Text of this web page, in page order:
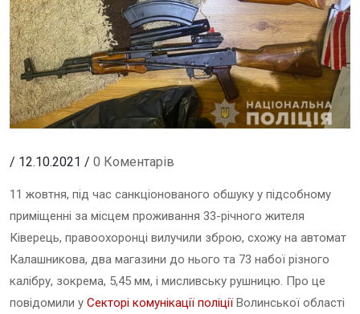
/ 12.10.2021 / 0 Коментарів
11 жовтня, під час санкціонованого обшуку у підсобному
приміщенні за місцем проживання 33-річного жителя
Ківерець, правоохоронці вилучили зброю, схожу на автомат
Калашникова, два магазини до нього та 73 набої різного
калібру, зокрема, 5,45 мм, і мисливську рушницю. Про це
повідомили у Секторі комунікації поліції Волинської області